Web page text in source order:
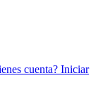
cuenta? Iniciar